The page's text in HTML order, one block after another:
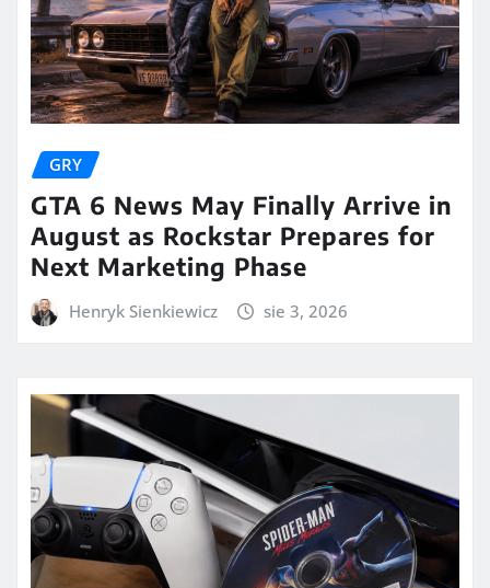
GRY
GTA 6 News May Finally Arrive in
August as Rockstar Prepares for
Next Marketing Phase
Henryk Sienkiewicz sie 3, 2026